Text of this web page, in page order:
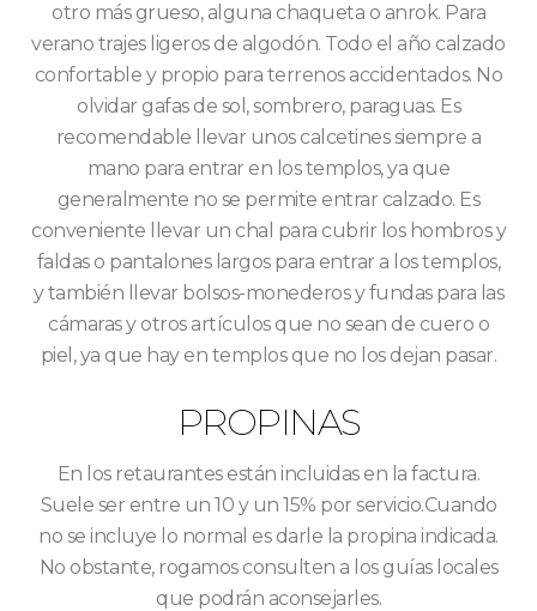
otro más grueso, alguna chaqueta o anrok. Para
verano trajes ligeros de algodón. Todo el año calzado
confortable y propio para terrenos accidentados. No
olvidar gafas de sol, sombrero, paraguas. Es
recomendable llevar unos calcetines siempre a
mano para entrar en los templos, ya que
generalmente no se permite entrar calzado. Es
conveniente llevar un chal para cubrir los hombros y
faldas o pantalones largos para entrar a los templos,
y también llevar bolsos-monederos y fundas para las
cámaras y otros artículos que no sean de cuero o
piel, ya que hay en templos que no los dejan pasar.
PROPINAS
En los retaurantes están incluidas en la factura.
Suele ser entre un 10 y un 15% por servicio.Cuando
no se incluye lo normal es darle la propina indicada.
No obstante, rogamos consulten a los guías locales
que podrán aconsejarles.